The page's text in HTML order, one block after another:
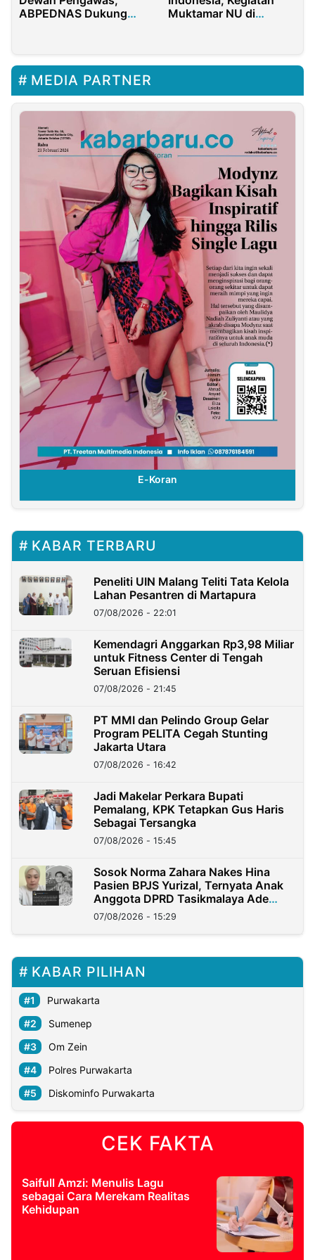
ABPEDNAS Dukung
Muktamar NU di
MEDIA PARTNER
E-Koran
KABAR TERBARU
Peneliti UIN Malang Teliti Tata Kelola
Lahan Pesantren di Martapura
07/08/2026 - 22:01
Kemendagri Anggarkan Rp3,98 Miliar
untuk Fitness Center di Tengah
Seruan Efisiensi
07/08/2026 - 21:45
PT MMI dan Pelindo Group Gelar
Program PELITA Cegah Stunting
Jakarta Utara
07/08/2026 - 16:42
Jadi Makelar Perkara Bupati
Pemalang, KPK Tetapkan Gus Haris
Sebagai Tersangka
07/08/2026 - 15:45
Sosok Norma Zahara Nakes Hina
Pasien BPJS Yurizal, Ternyata Anak
Anggota DPRD Tasikmalaya Ade
Lukman
07/08/2026 - 15:29
KABAR PILIHAN
Purwakarta
Sumenep
Om Zein
Polres Purwakarta
Diskominfo Purwakarta
CEK FAKTA
Saifull Amzi: Menulis Lagu
sebagai Cara Merekam Realitas
Kehidupan